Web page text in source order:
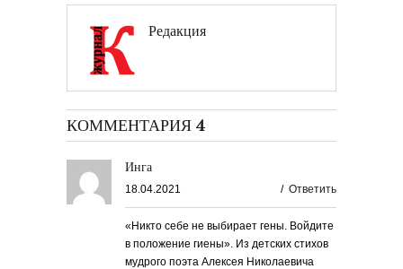
Редакция
КОММЕНТАРИЯ 4
Инга
18.04.2021 / Ответить
«Никто себе не выбирает гены. Войдите
в положение гиены». Из детских стихов
мудрого поэта Алексея Николаевича